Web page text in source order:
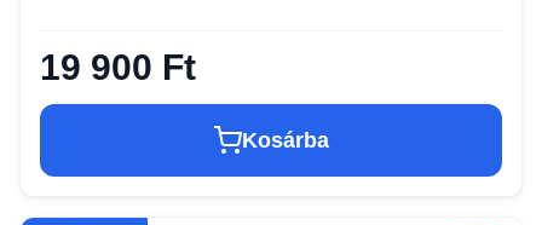
19 900 Ft
Kosárba